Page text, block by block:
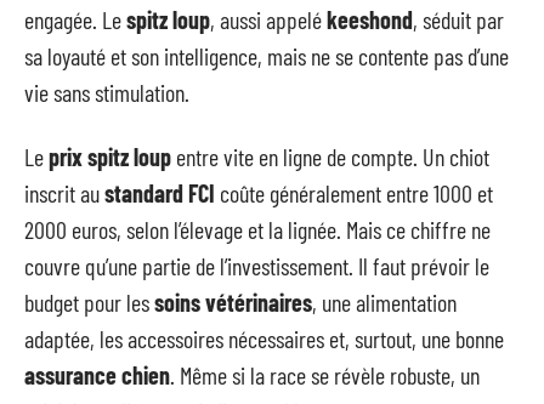
engagée. Lespitz loup, aussi appelékeeshond, séduit par
sa loyauté et son intelligence, mais ne se contente pas d’une
vie sans stimulation.
Leprix spitz loup entre vite en ligne de compte. Un chiot
inscrit austandard FCI coûte généralement entre 1000 et
2000 euros, selon l’élevage et la lignée. Mais ce chiffre ne
couvre qu’une partie de l’investissement. Il faut prévoir le
budget pour lessoins vétérinaires, une alimentation
adaptée, les accessoires nécessaires et, surtout, une bonne
assurance chien . Même si la race se révèle robuste, un